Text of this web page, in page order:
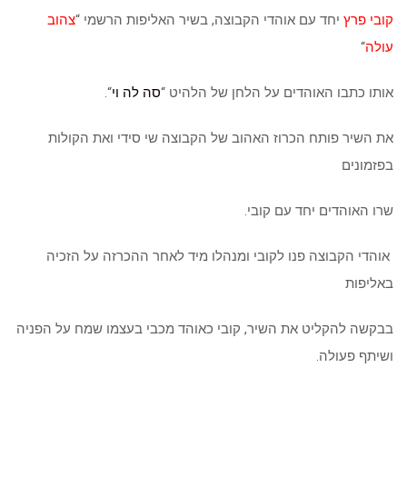
קובי פרץ יחד עם אוהדי הקבוצה, בשיר האליפות הרשמי “צהוב
עולה“
אותו כתבו האוהדים על הלחן של הלהיט “סה לה וי“.
את השיר פותח הכרוז האהוב של הקבוצה שי סידי ואת הקולות
בפזמונים
שרו האוהדים יחד עם קובי.
אוהדי הקבוצה פנו לקובי ומנהלו מיד לאחר ההכרזה על הזכיה
באליפות
בבקשה להקליט את השיר, קובי כאוהד מכבי בעצמו שמח על הפניה
ושיתף פעולה.